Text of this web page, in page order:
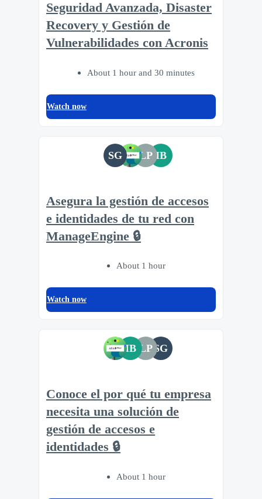
Seguridad Avanzada, Disaster
Recovery y Gestión de
Vulnerabilidades con Acronis
About 1 hour and 30 minutes
Watch now
SG LP IB
Asegura la gestión de accesos
e identidades de tu red con
ManageEngine 🔒
About 1 hour
Watch now
IB LP SG
Conoce el por qué tu empresa
necesita una solución de
gestión de accesos e
identidades 🔒
About 1 hour